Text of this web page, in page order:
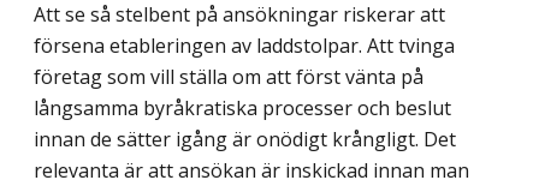
Att se så stelbent på ansökningar riskerar att
försena etableringen av laddstolpar. Att tvinga
företag som vill ställa om att först vänta på
långsamma byråkratiska processer och beslut
innan de sätter igång är onödigt krångligt. Det
relevanta är att ansökan är inskickad innan man